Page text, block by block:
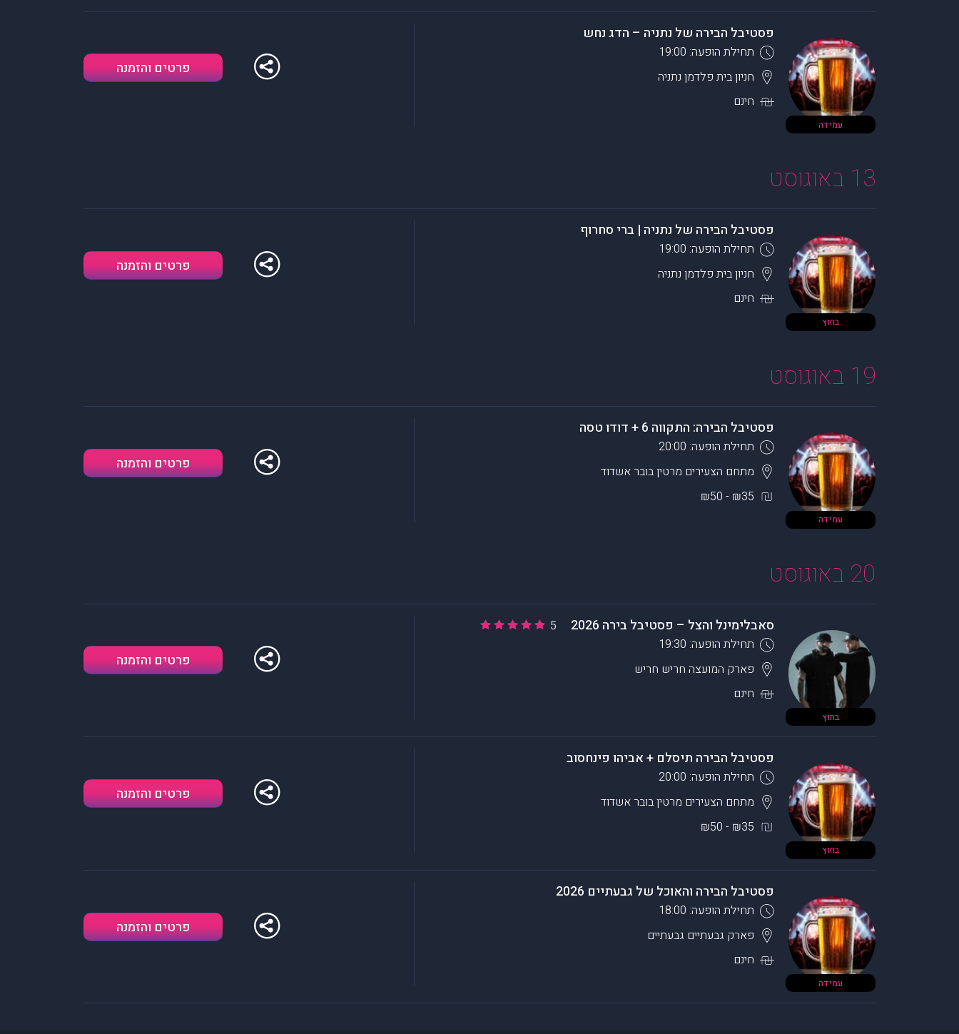
עמידה
פסטיבל הבירה של נתניה – הדג נחש
תחילת הופעה: 19:00
חניון בית פלדמן נתניה
חינם
פרטים והזמנה
13 באוגוסט
בחוץ
פסטיבל הבירה של נתניה | ברי סחרוף
תחילת הופעה: 19:00
חניון בית פלדמן נתניה
חינם
פרטים והזמנה
19 באוגוסט
עמידה
פסטיבל הבירה: התקווה 6 + דודו טסה
תחילת הופעה: 20:00
מתחם הצעירים מרטין בובר אשדוד
₪35 - ₪50
פרטים והזמנה
20 באוגוסט
בחוץ
סאבלימינל והצל – פסטיבל בירה 2026
5
תחילת הופעה: 19:30
פארק המועצה חריש חריש
חינם
פרטים והזמנה
בחוץ
פסטיבל הבירה תיסלם + אביהו פינחסוב
תחילת הופעה: 20:00
מתחם הצעירים מרטין בובר אשדוד
₪35 - ₪50
פרטים והזמנה
עמידה
פסטיבל הבירה והאוכל של גבעתיים 2026
תחילת הופעה: 18:00
פארק גבעתיים גבעתיים
חינם
פרטים והזמנה